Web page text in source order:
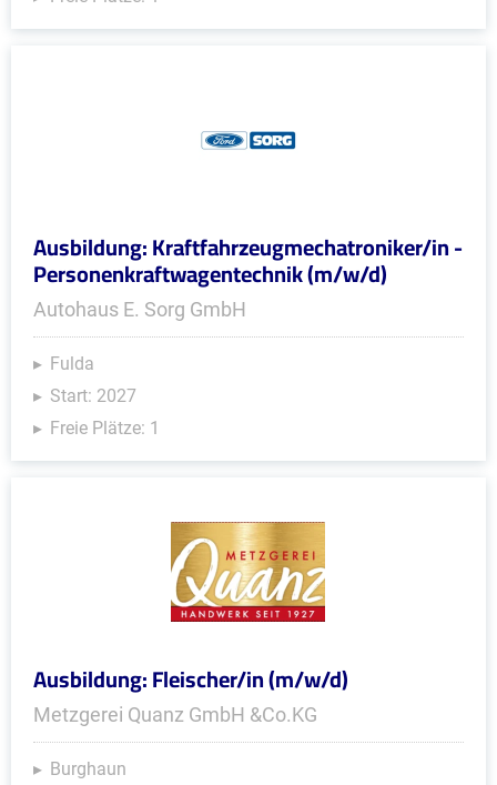
Ausbildung: Kraftfahrzeugmechatroniker/in -
Personenkraftwagentechnik (m/w/d)
Autohaus E. Sorg GmbH
Fulda
Start: 2027
Freie Plätze: 1
Ausbildung: Fleischer/in (m/w/d)
Metzgerei Quanz GmbH &Co.KG
Burghaun